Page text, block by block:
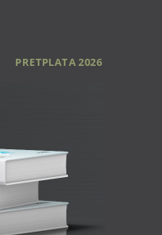
PRETPLATA 2026